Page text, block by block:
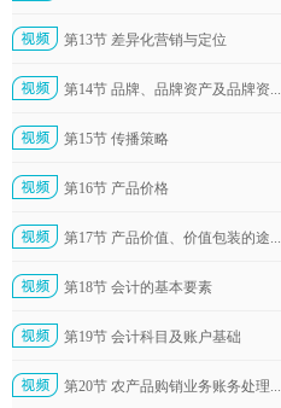
第13节 差异化营销与定位
第14节 品牌、品牌资产及品牌资...
第15节 传播策略
第16节 产品价格
第17节 产品价值、价值包装的途...
第18节 会计的基本要素
第19节 会计科目及账户基础
第20节 农产品购销业务账务处理...